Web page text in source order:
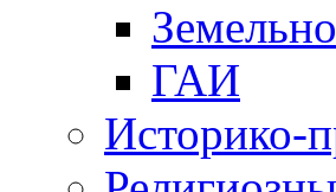
ГАИ
Историко-